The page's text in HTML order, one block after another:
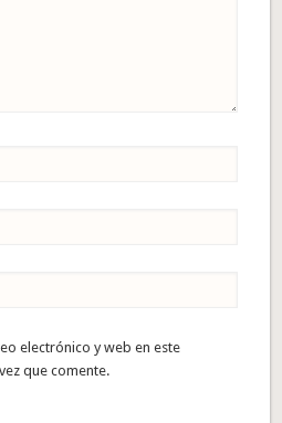
electrónico y web en este
que comente.